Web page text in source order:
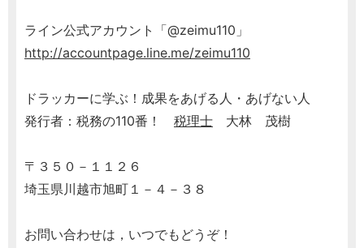
ライン公式アカウント「@zeimu110」
http://accountpage.line.me/zeimu110
ドラッカーに学ぶ！成果をあげる人・あげない人
発行者：税務の110番！ 税理士 大林 茂樹
〒３５０－１１２６
埼玉県川越市旭町１－４－３８
お問い合わせは，いつでもどうぞ！